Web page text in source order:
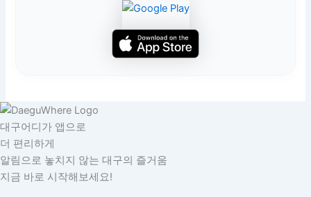
대구어디가 앱으로
더 편리하게
알림으로 놓치지 않는 대구의 즐거움
지금 바로 시작해보세요!